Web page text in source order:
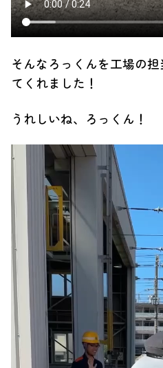
そんなろっくんを工場の
てくれました！
うれしいね、ろっくん！